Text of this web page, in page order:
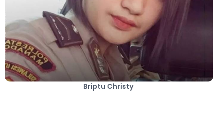
Cara Mengatasi Aplikasi Gojek Mengalami Gangguan
DNS Server Gojek Driver Terbaru 2026: Panduan Lengkap DNS
Server Gojek Terbaru dan IP Server GoPartner Gojek
Sunday, 9 August
Briptu Christy